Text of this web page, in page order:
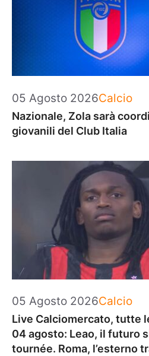
05 Agosto 2026Categorie
Calcio
Nazionale, Zola sarà
giovanili del Club Italia
05 Agosto 2026Categorie
Calcio
Live Calciomercato, tutte
04 agosto: Leao, il futuro
tournée. Roma, l’esterno